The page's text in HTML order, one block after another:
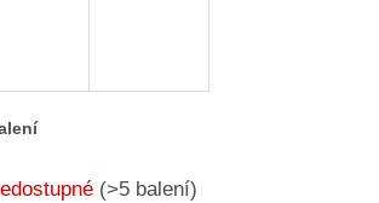
(>5 balení)